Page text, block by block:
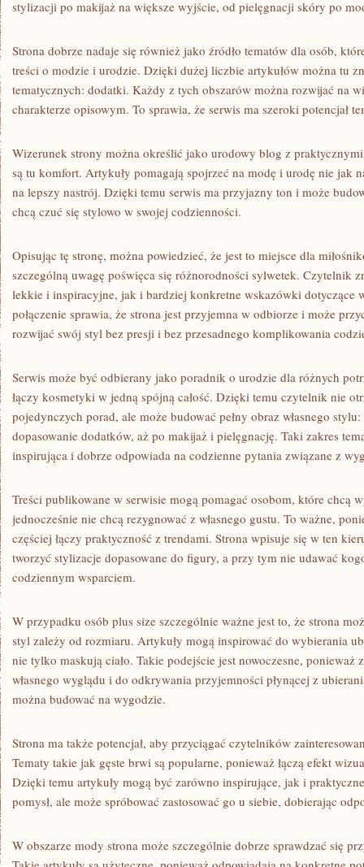
stylizacji po makijaż na większe wyjście, od pielęgnacji skóry po
Strona dobrze nadaje się również jako źródło tematów dla osób,
treści o modzie i urodzie. Dzięki dużej liczbie artykułów można tu
tematycznych: dodatki. Każdy z tych obszarów można rozwijać na
charakterze opisowym. To sprawia, że serwis ma szeroki potencjał
Wizerunek strony można określić jako urodowy blog z
są tu komfort. Artykuły pomagają spojrzeć na modę i urodę nie jak
na lepszy nastrój. Dzięki temu serwis ma przyjazny ton i może
chcą czuć się stylowo w swojej codzienności.
Opisując tę stronę, można powiedzieć, że jest to miejsce dla
szczególną uwagę poświęca się różnorodności sylwetek. Czytelnik
lekkie i inspiracyjne, jak i bardziej konkretne wskazówki dotyczące
połączenie sprawia, że strona jest przyjemna w odbiorze i może
rozwijać swój styl bez presji i bez przesadnego komplikowania
Serwis może być odbierany jako poradnik o urodzie dla różnych
łączy kosmetyki w jedną spójną całość. Dzięki temu czytelnik nie
pojedynczych porad, ale może budować pełny obraz własnego
dopasowanie dodatków, aż po makijaż i pielęgnację. Taki zakres
inspirująca i dobrze odpowiada na codzienne pytania związane z
Treści publikowane w serwisie mogą pomagać osobom, które chcą
jednocześnie nie chcą rezygnować z własnego gustu. To ważne,
częściej łączy praktyczność z trendami. Strona wpisuje się w ten
tworzyć stylizacje dopasowane do figury, a przy tym nie udawać
codziennym wsparciem.
W przypadku osób plus size szczególnie ważne jest to, że strona
styl zależy od rozmiaru. Artykuły mogą inspirować do wybierania
nie tylko maskują ciało. Takie podejście jest nowoczesne, ponieważ
własnego wyglądu i do odkrywania przyjemności płynącej z
można budować na wygodzie.
Strona ma także potencjał, aby przyciągać czytelników
Tematy takie jak gęste brwi są popularne, ponieważ łączą efekt
Dzięki temu artykuły mogą być zarówno inspirujące, jak i
pomysł, ale może spróbować zastosować go u siebie, dobierając
W obszarze mody strona może szczególnie dobrze sprawdzać się